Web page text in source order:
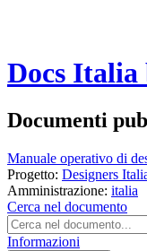
Docs Italia
Documenti
Manuale operativo di
Progetto: Designers
Amministrazione: italia
Cerca nel documento
Informazioni